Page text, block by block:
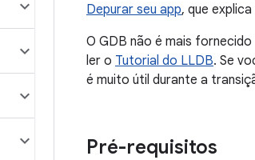
Depurar seu app, que
O GDB não é mais
ler o Tutorial do LLDB. Se
é muito útil durante a
Pré-requisitos